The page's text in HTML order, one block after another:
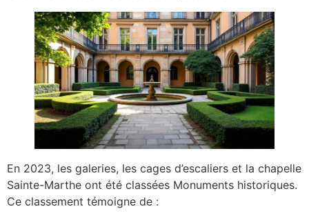
En 2023, les galeries, les cages d’escaliers et la chapelle
Sainte-Marthe ont été classées Monuments historiques.
Ce classement témoigne de :